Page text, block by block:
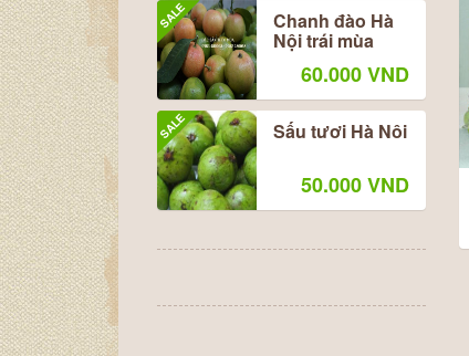
SALE Chanh đào Hà
Nội trái mùa
60.000 VND
SALE Sấu tươi Hà Nôi
50.000 VND